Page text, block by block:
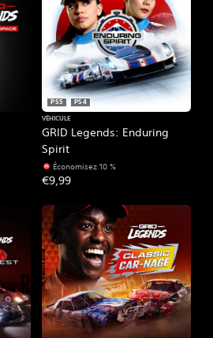
GRID Legends: Enduring
Spirit
PS5
PS4
VÉHICULE
Économisez 10 %
€9,99